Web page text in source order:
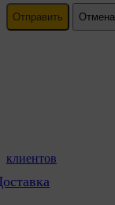
Отправить Отмена
клиентов